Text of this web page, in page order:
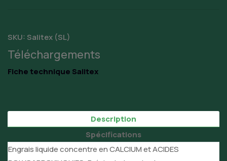
SKU: Salitex (SL)
Téléchargements
Fiche technique Salitex
Description
Spécifications
Engrais liquide concentre en CALCIUM et ACIDES